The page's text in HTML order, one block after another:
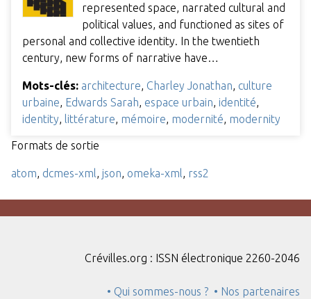
represented space, narrated cultural and
political values, and functioned as sites of
personal and collective identity. In the twentieth
century, new forms of narrative have…
Mots-clés: architecture Charley Jonathan culture
urbaine Edwards Sarah espace urbain identité
identity
littérature mémoire modernité modernity
Formats de sortie
atom dcmes-xml json omeka-xml rss2
Crévilles.org : ISSN électronique 2260-2046
• Qui sommes-nous ? • Nos partenaires